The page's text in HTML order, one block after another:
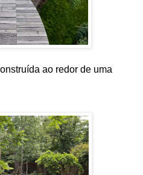
ao redor de uma